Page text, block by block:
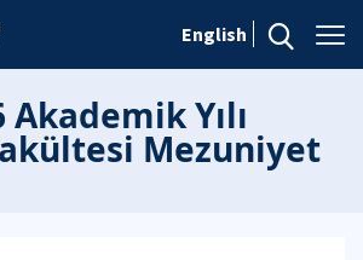
English
Akademik Yılı
Mezuniyet